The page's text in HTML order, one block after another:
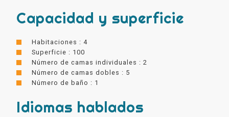
Capacidad y superficie
Habitaciones : 4
Superficie : 100
Número de camas individuales : 2
Número de camas dobles : 5
Número de baño : 1
Idiomas hablados